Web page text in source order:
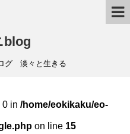
blog
グ 淡々と生きる
0 in /home/eokikaku/eo-
on line 15